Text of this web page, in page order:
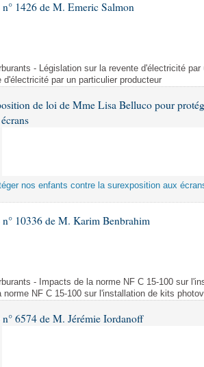
1426 de M. Emeric Salmon
- Législation sur la revente d'électricité
d'électricité par un particulier producteur
de loi de Mme Lisa Belluco pour
nos enfants contre la surexposition aux
n° 10336 de M. Karim Benbrahim
- Impacts de la norme NF C 15-100 sur
norme NF C 15-100 sur l'installation de kits
6574 de M. Jérémie Iordanoff